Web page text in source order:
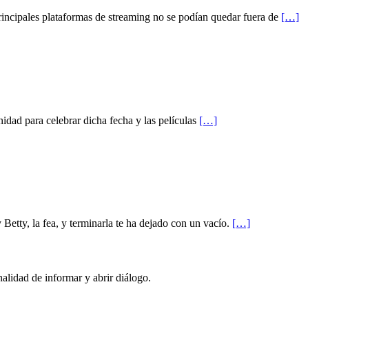
plataformas de streaming no se podían quedar fuera de […]
para celebrar dicha fecha y las películas […]
Betty, la fea, y terminarla te ha dejado con un vacío. […]
de informar y abrir diálogo.